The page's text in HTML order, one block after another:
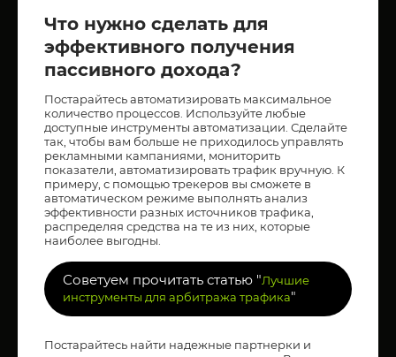
Что нужно сделать для
эффективного получения
пассивного дохода?
Постарайтесь автоматизировать максимальное
количество процессов. Используйте любые
доступные инструменты автоматизации. Сделайте
так, чтобы вам больше не приходилось управлять
рекламными кампаниями, мониторить
показатели, автоматизировать трафик вручную. К
примеру, с помощью трекеров вы сможете в
автоматическом режиме выполнять анализ
эффективности разных источников трафика,
распределяя средства на те из них, которые
наиболее выгодны.
Советуем прочитать статью "Лучшие
инструменты для арбитража трафика"
Постарайтесь найти надежные партнерки и